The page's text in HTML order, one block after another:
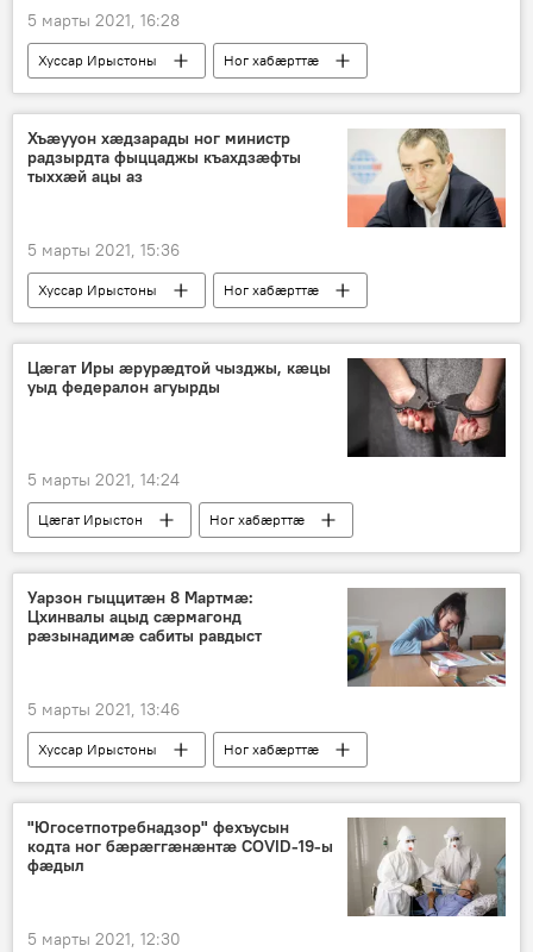
5 марты 2021, 16:28
Хуссар Ирыстоны Ног хабӕрттӕ
Хъӕууон хӕдзарады ног министр
радзырдта фыццаджы къахдзӕфты
тыххӕй ацы аз
5 марты 2021, 15:36
Хуссар Ирыстоны Ног хабӕрттӕ
Цӕгат Иры ӕрурӕдтой чызджы, кӕцы
уыд федералон агуырды
5 марты 2021, 14:24
Цӕгат Ирыстон Ног хабӕрттӕ
Уарзон гыццитӕн 8 Мартмӕ:
Цхинвалы ацыд сӕрмагонд
рӕзынадимӕ сабиты равдыст
5 марты 2021, 13:46
Хуссар Ирыстоны Ног хабӕрттӕ
"Югосетпотребнадзор" фехъусын
кодта ног бӕрӕггӕнӕнтӕ COVID-19-ы
фӕдыл
5 марты 2021, 12:30